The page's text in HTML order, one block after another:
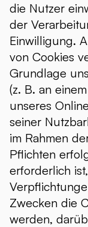
die Nutzer
der
Einwilligung.
von Cookies
Grundlage
(z. B. an
unseres
seiner
im Rahmen
Pflichten
erforderlich
Zwecken die
werden,